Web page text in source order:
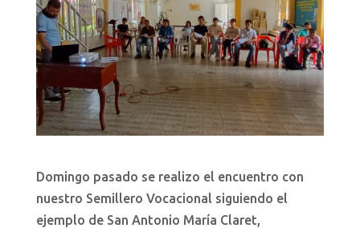
Domingo pasado se realizo el encuentro con
nuestro Semillero Vocacional siguiendo el
ejemplo de San Antonio María Claret,